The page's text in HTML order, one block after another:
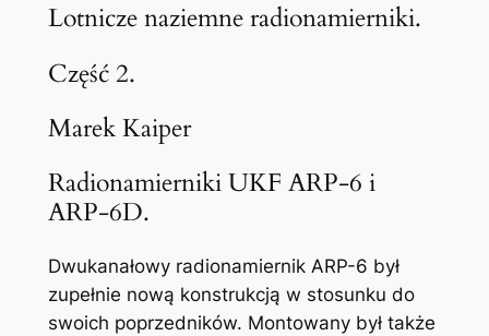
Lotnicze naziemne radionamierniki.
Część 2.
Marek Kaiper
Radionamierniki UKF ARP-6 i
ARP-6D.
Dwukanałowy radionamiernik ARP-6 był
zupełnie nową konstrukcją w stosunku do
swoich poprzedników. Montowany był także